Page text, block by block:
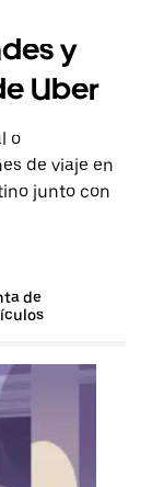
y
Uber
o
de viaje en
junto con
de